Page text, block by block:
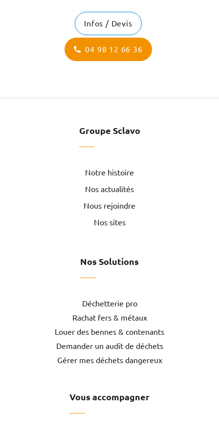
Infos / Devis
04 98 12 66 36
Groupe Sclavo
Notre histoire
Nos actualités
Nous rejoindre
Nos sites
Nos Solutions
Déchetterie pro
Rachat fers & métaux
Louer des bennes & contenants
Demander un audit de déchets
Gérer mes déchets dangereux
Vous accompagner